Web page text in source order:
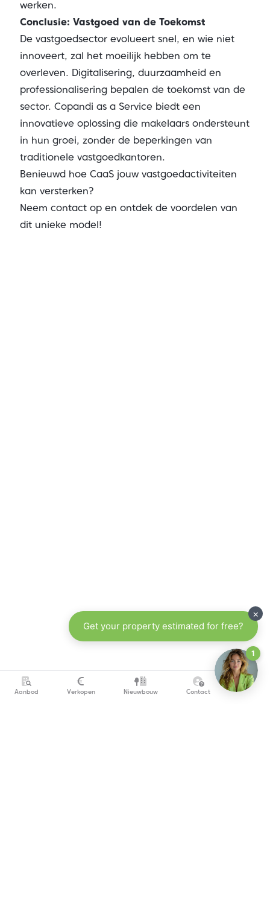
werken.
Conclusie: Vastgoed van de Toekomst
De vastgoedsector evolueert snel, en wie niet
innoveert, zal het moeilijk hebben om te
overleven. Digitalisering, duurzaamheid en
professionalisering bepalen de toekomst van de
sector. Copandi as a Service biedt een
innovatieve oplossing die makelaars ondersteunt
in hun groei, zonder de beperkingen van
traditionele vastgoedkantoren.
Benieuwd hoe CaaS jouw vastgoedactiviteiten
kan versterken?
Neem contact op en ontdek de voordelen van
dit unieke model!
Aanbod Verkopen Nieuwbouw Contact